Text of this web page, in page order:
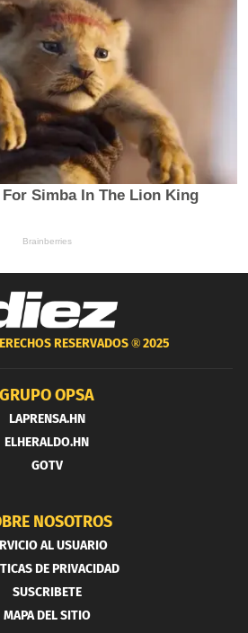
RESERVADOS ®2025
GRUPO OPSA
LAPRENSA.HN
ELHERALDO.HN
GOTV
NOSOTROS
AL USUARIO
DE PRIVACIDAD
SUSCRIBETE
MAPA DEL SITIO